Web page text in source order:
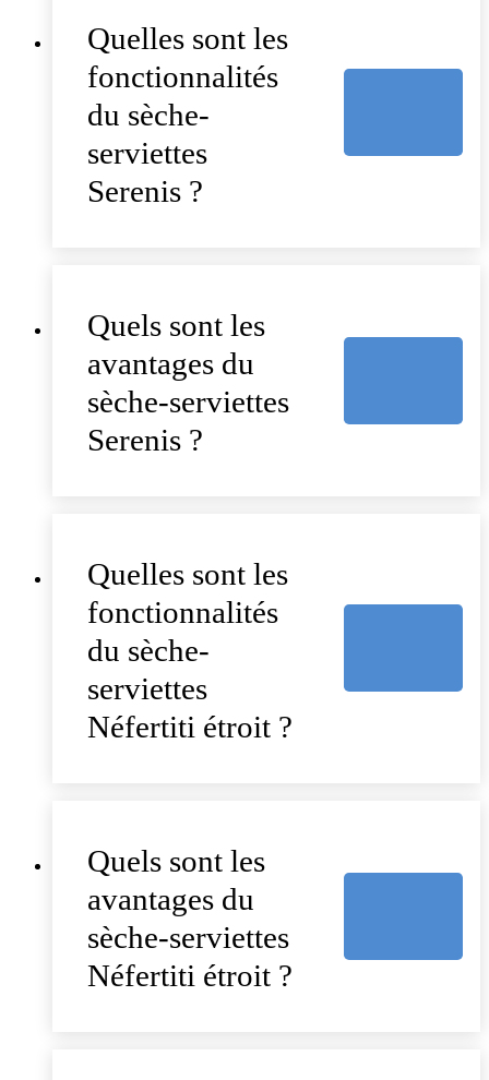
Quelles sont les
fonctionnalités
du sèche-
serviettes
Serenis ?
Quels sont les
avantages du
sèche-serviettes
Serenis ?
Quelles sont les
fonctionnalités
du sèche-
serviettes
Néfertiti étroit ?
Quels sont les
avantages du
sèche-serviettes
Néfertiti étroit ?